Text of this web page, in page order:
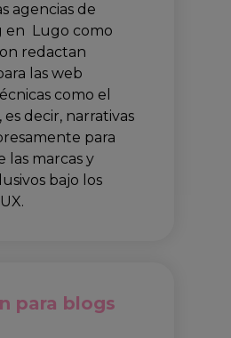
agencias de
en Lugo como
redactan
las web
como el
, es decir, narrativas
para
las marcas y
bajo los
para blogs